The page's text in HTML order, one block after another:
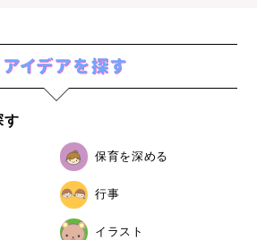
す
保育を深める
行事
イラスト